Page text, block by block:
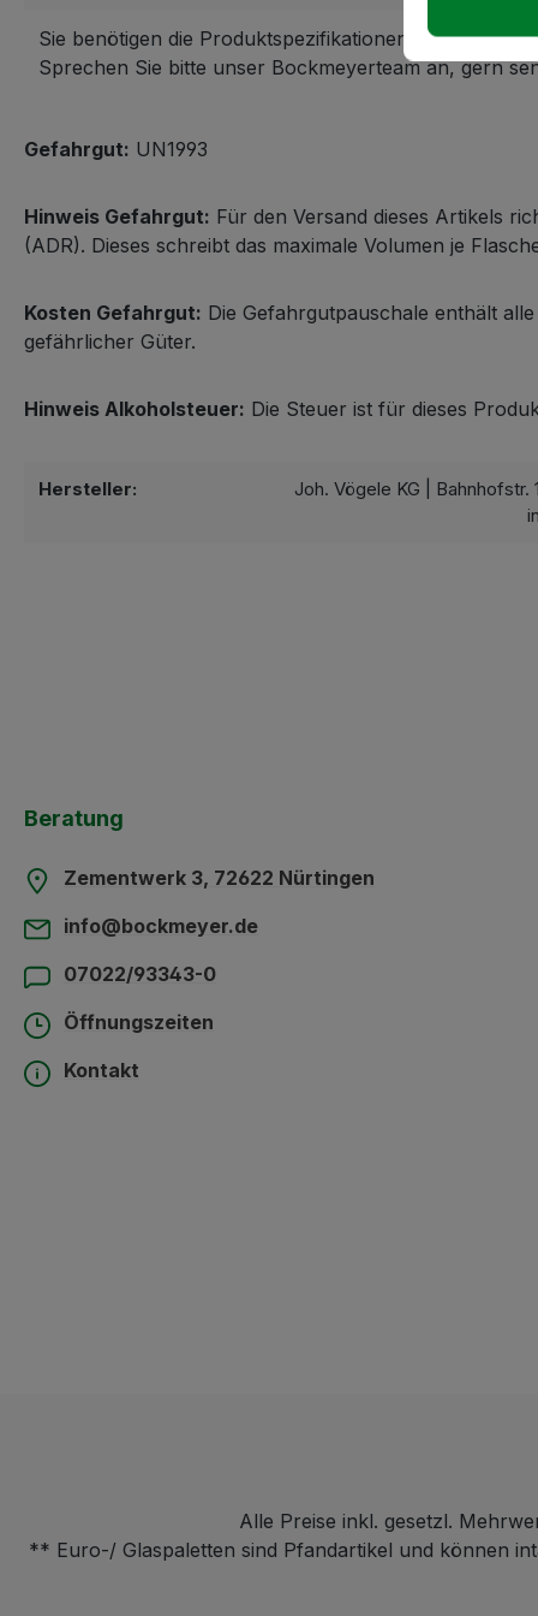
Sie benötigen die Produktspezifikationen als Datei?
Sprechen Sie bitte unser Bockmeyerteam an, gern
Gefahrgut: UN1993
Hinweis Gefahrgut: Für den Versand dieses Artikels
(ADR). Dieses schreibt das maximale Volumen je
Kosten Gefahrgut: Die Gefahrgutpauschale enthält
gefährlicher Güter.
Hinweis Alkoholsteuer: Die Steuer ist für dieses
Hersteller:
Joh. Vögele KG | Bahnhofstr.
Beratung
Zementwerk 3, 72622 Nürtingen
info@bockmeyer.de
07022/93343-0
Öffnungszeiten
Kontakt
Alle Preise inkl. gesetzl.
** Euro-/ Glaspaletten sind Pfandartikel und können